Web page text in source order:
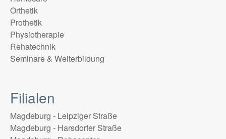
Orthetik
Prothetik
Physiotherapie
Rehatechnik
Seminare & Weiterbildung
Filialen
Magdeburg - Leipziger Straße
Magdeburg - Harsdorfer Straße